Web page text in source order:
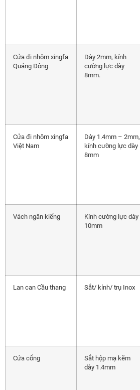
Cửa đi nhôm xingfa
Quảng Đông
Dày 2mm, kính
cường lực dày
8mm.
Cửa đi nhôm xingfa
Việt Nam
Dày 1.4mm – 2mm,
kính cường lực dày
8mm
Vách ngăn kiếng
Kính cường lực dày
10mm
Lan can Cầu thang Sắt/ kính/ trụ Inox
Cửa cổng
Sắt hộp mạ kẽm
dày 1.4mm